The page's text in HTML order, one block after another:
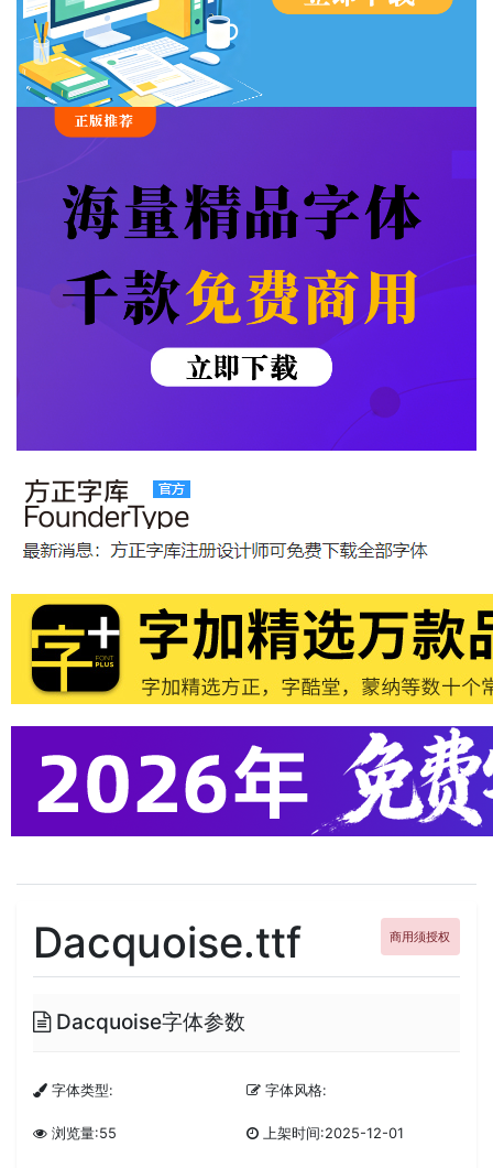
Dacquoise.ttf 商用须授权
Dacquoise字体参数
字体类型: 字体风格:
浏览量:55 上架时间:2025-12-01